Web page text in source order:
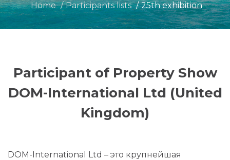
Home Participants lists 25th exhibition
Participant of Property Show
DOM-International Ltd (United
Kingdom)
DOM-International Ltd – это крупнейшая